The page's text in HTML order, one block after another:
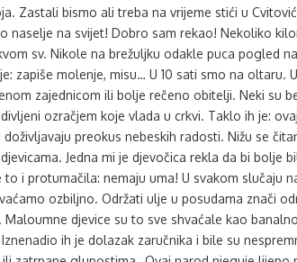
Zastali bismo ali treba na vrijeme stići u
naselje na svijet! Dobro sam rekao! Nekoliko
sv. Nikole na brežuljku odakle puca pogled
zapiše molenje, misu… U 10 sati smo na oltaru.
zajednicom ili bolje rečeno obitelji. Neki su
ozračjem koje vlada u crkvi. Taklo ih je:
preokus nebeskih radosti. Nižu se
Jedna mi je djevočica rekla da bi bolje
i protumačila: nemaju uma! U svakom slučaju
ozbiljno. Održati ulje u posudama znači
djevice su to sve shvaćale kao
ih je dolazak zaručnika i bile su